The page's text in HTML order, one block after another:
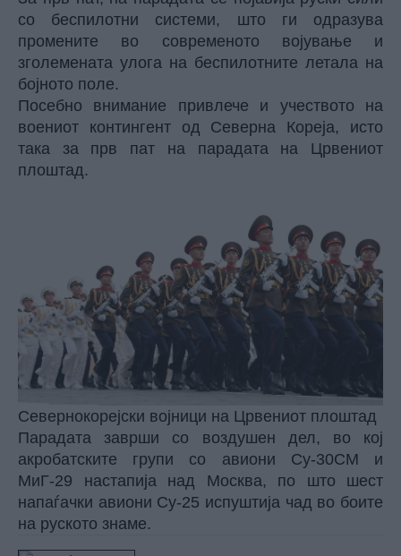
со беспилотни системи, што ги одразува
промените во современото војување и
зголемената улога на беспилотните летала на
бојното поле.
Посебно внимание привлече и учеството на
воениот контингент од Северна Кореја, исто
така за прв пат на парадата на Црвениот
плоштад.
Севернокорејски војници на Црвениот плоштад
Парадата заврши со воздушен дел, во кој
акробатските групи со авиони Су-30СМ и
МиГ-29 настапија над Москва, по што шест
напаѓачки авиони Су-25 испуштија чад во боите
на руското знаме.